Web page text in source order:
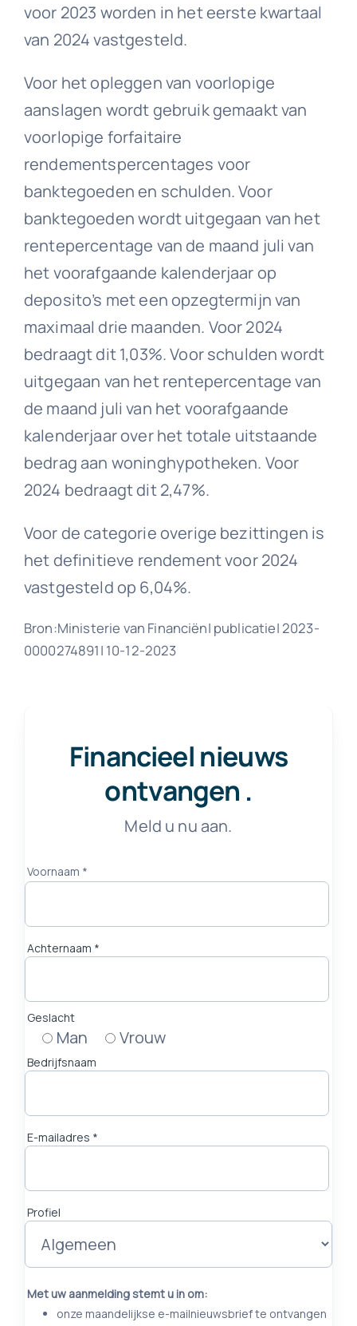
voor 2023 worden in het eerste kwartaal
van 2024 vastgesteld.
Voor het opleggen van voorlopige
aanslagen wordt gebruik gemaakt van
voorlopige forfaitaire
rendementspercentages voor
banktegoeden en schulden. Voor
banktegoeden wordt uitgegaan van het
rentepercentage van de maand juli van
het voorafgaande kalenderjaar op
deposito’s met een opzegtermijn van
maximaal drie maanden. Voor 2024
bedraagt dit 1,03%. Voor schulden wordt
uitgegaan van het rentepercentage van
de maand juli van het voorafgaande
kalenderjaar over het totale uitstaande
bedrag aan woninghypotheken. Voor
2024 bedraagt dit 2,47%.
Voor de categorie overige bezittingen is
het definitieve rendement voor 2024
vastgesteld op 6,04%.
Bron:Ministerie van Financiën| publicatie| 2023-
0000274891| 10-12-2023
Financieel nieuws
ontvangen .
Meld u nu aan.